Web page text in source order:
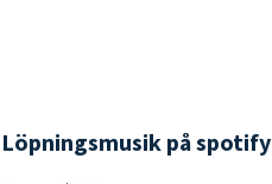
Löpningsmusik på spotify